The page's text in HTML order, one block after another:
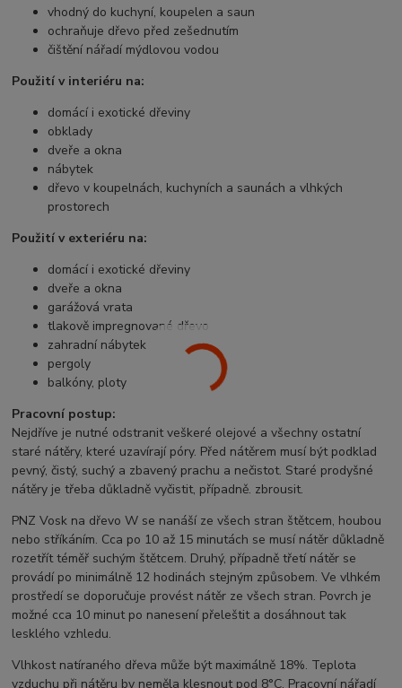
vhodný do kuchyní, koupelen a saun
ochraňuje dřevo před zešednutím
čištění nářadí mýdlovou vodou
Použití v interiéru na:
domácí i exotické dřeviny
obklady
dveře a okna
nábytek
dřevo v koupelnách, kuchyních a saunách a vlhkých
prostorech
Použití v exteriéru na:
domácí i exotické dřeviny
dveře a okna
garážová vrata
tlakově impregnované dřevo
zahradní nábytek
pergoly
balkóny, ploty
Pracovní postup:
Nejdříve je nutné odstranit veškeré olejové a všechny ostatní
staré nátěry, které uzavírají póry. Před nátěrem musí být podklad
pevný, čistý, suchý a zbavený prachu a nečistot. Staré prodyšné
nátěry je třeba důkladně vyčistit, případně. zbrousit.
PNZ Vosk na dřevo W se nanáší ze všech stran štětcem, houbou
nebo stříkáním. Cca po 10 až 15 minutách se musí nátěr důkladně
rozetřít téměř suchým štětcem. Druhý, případně třetí nátěr se
provádí po minimálně 12 hodinách stejným způsobem. Ve vlhkém
prostředí se doporučuje provést nátěr ze všech stran. Povrch je
možné cca 10 minut po nanesení přeleštit a dosáhnout tak
lesklého vzhledu.
Vlhkost natíraného dřeva může být maximálně 18%. Teplota
vzduchu při nátěru by neměla klesnout pod 8°C. Pracovní nářadí